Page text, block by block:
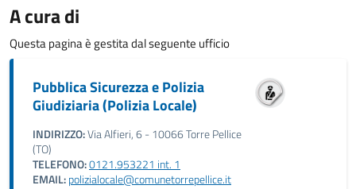
A cura di
Questa pagina è gestita dal seguente ufficio
Pubblica Sicurezza e Polizia
Giudiziaria (Polizia Locale)
INDIRIZZO:Via Alfieri, 6 - 10066 Torre Pellice
(TO)
TELEFONO:0121.953221 int. 1
EMAIL:polizialocale@comunetorrepellice.it